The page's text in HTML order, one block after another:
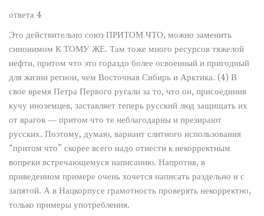
ответа 4
Это действительно союз ПРИТОМ ЧТО, можно заменить
синонимом К ТОМУ ЖЕ. Там тоже много ресурсов тяжелой
нефти, притом что это гораздо более освоенный и пригодный
для жизни регион, чем Восточная Сибирь и Арктика. (4) В
свое время Петра Первого ругали за то, что он, присоединив
кучу иноземцев, заставляет теперь русский люд защищать их
от врагов ― притом что те неблагодарны и презирают
русских. Поэтому, думаю, вариант слитного использования
“притом что” скорее всего надо отнести к некорректным
вопреки встречающемуся написанию. Напротив, в
приведенном примере очень хочется написать раздельно и с
запятой. А в Нацкорпусе грамотность проверять некорректно,
только примеры употребления.